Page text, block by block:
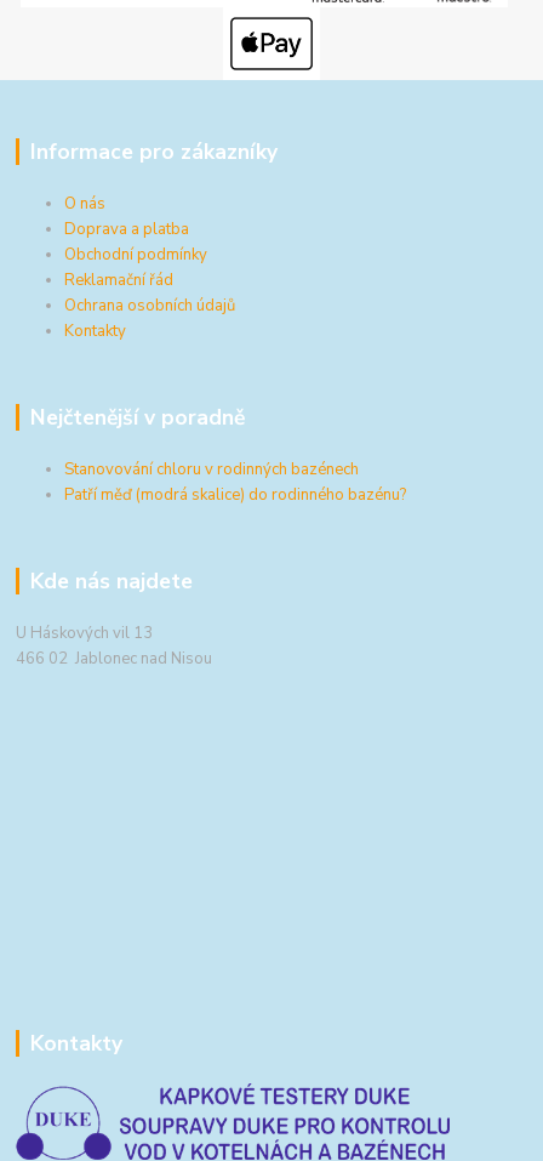
Informace pro zákazníky
O nás
Doprava a platba
Obchodní podmínky
Reklamační řád
Ochrana osobních údajů
Kontakty
Nejčtenější v poradně
Stanovování chloru v rodinných bazénech
Patří měď (modrá skalice) do rodinného bazénu?
Kde nás najdete
U Háskových vil 13
466 02 Jablonec nad Nisou
Kontakty